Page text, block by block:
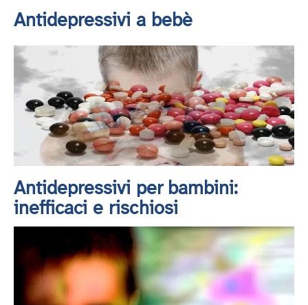
Antidepressivi a bebè
Antidepressivi per bambini:
inefficaci e rischiosi